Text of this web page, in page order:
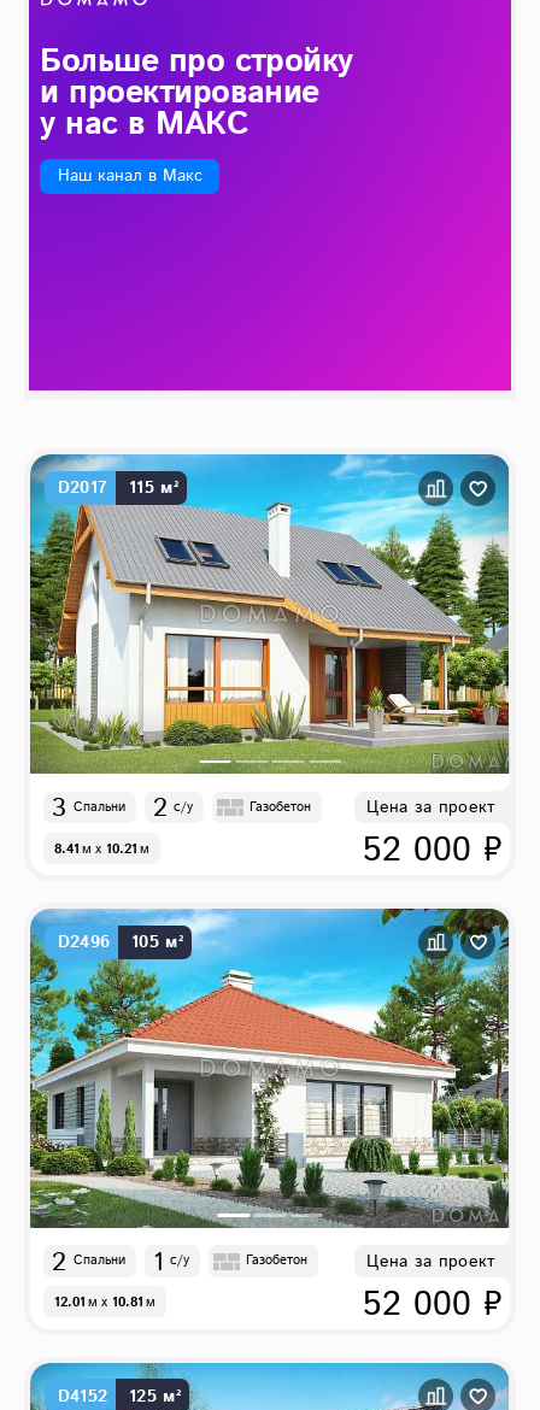
Больше про стройку
и проектирование
у нас в МАКС
Наш канал в Макс
D2017 115 м²
3 Спальни 2 с/у Газобетон
8.41м x 10.21м
Цена за проект
52 000 ₽
D2496 105 м²
2 Спальни 1 с/у Газобетон
12.01м x 10.81м
Цена за проект
52 000 ₽
D4152 125 м²